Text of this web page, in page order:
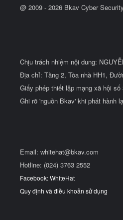
@ 2009 - 2026 Bkav Cyber Security
Chịu trách nhiệm nội dung:
Địa chỉ: Tầng 2, Tòa nhà HH1,
Giấy phép thiết lập mạng xã hội
Ghi rõ 'nguồn Bkav' khi phát hành
Email: whitehat@bkav.com
Hotline: (024) 3763 2552
Facebook: WhiteHat
Quy định và điều khoản sử dụng